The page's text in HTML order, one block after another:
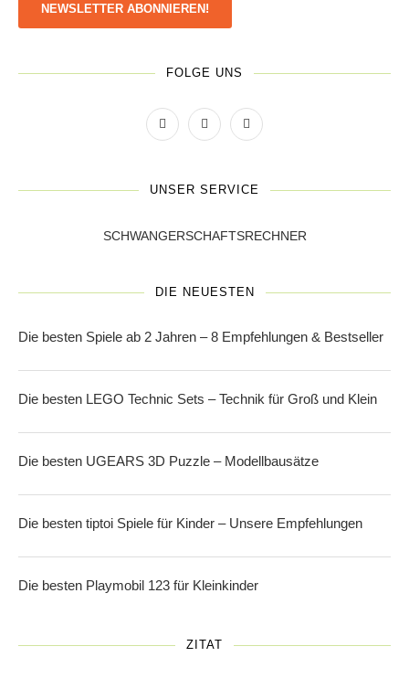
NEWSLETTER ABONNIEREN!
FOLGE UNS
UNSER SERVICE
SCHWANGERSCHAFTSRECHNER
DIE NEUESTEN
Die besten Spiele ab 2 Jahren – 8 Empfehlungen & Bestseller
Die besten LEGO Technic Sets – Technik für Groß und Klein
Die besten UGEARS 3D Puzzle – Modellbausätze
Die besten tiptoi Spiele für Kinder – Unsere Empfehlungen
Die besten Playmobil 123 für Kleinkinder
ZITAT